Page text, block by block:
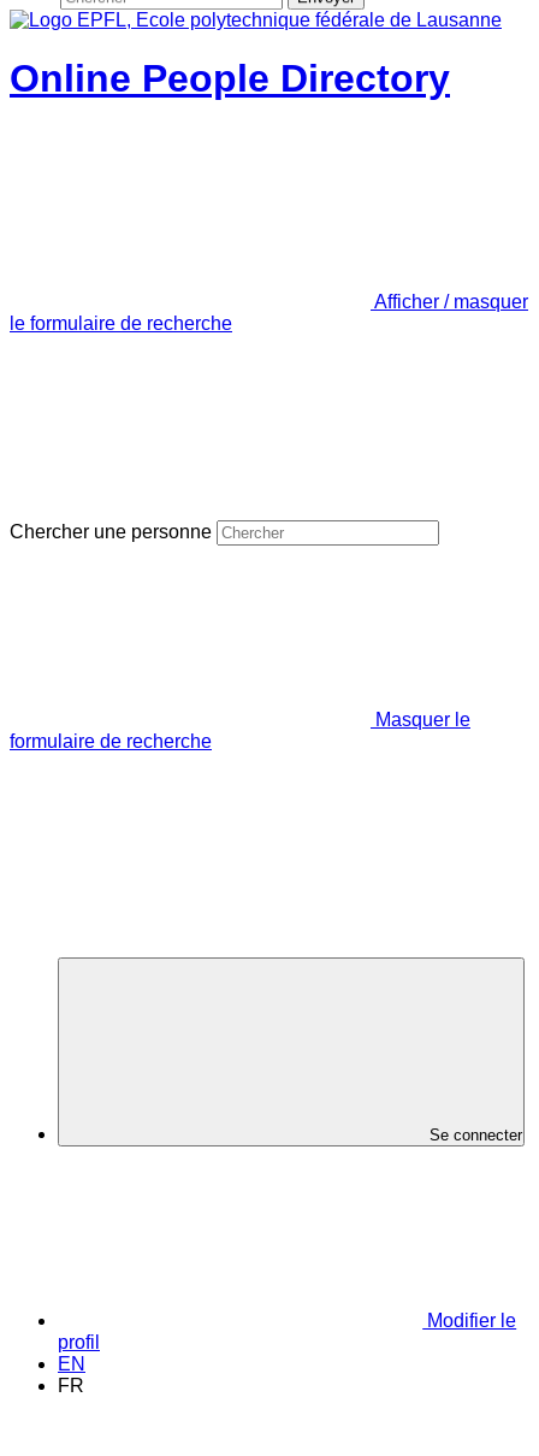
Online People Directory
Afficher / masquer
le formulaire de recherche
Chercher une personne
Masquer le
formulaire de recherche
Se connecter
Modifier le
profil
EN
FR